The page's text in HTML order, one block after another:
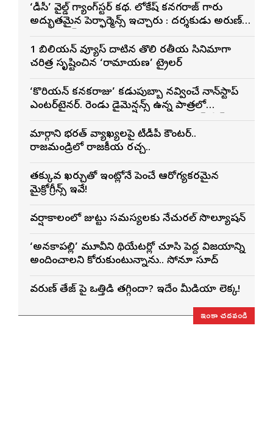
‘డీసీ’ వైల్డ్ గ్యాంగ్‌స్టర్ కథ. లోకేష్ కనగరాజ్ గారు
అద్భుతమైన పెర్ఫార్మెన్స్ ఇచ్చారు : దర్శకుడు అరుణ్
1 బిలియన్ వ్యూస్ దాటిన తొలి భారతీయ సినిమాగా
చరిత్ర సృష్టించిన ‘రామాయణ’ ట్రైలర్
‘కొరియన్ కనకరాజు’ కడుపుబ్బా నవ్వించే నాన్‌స్టాప్
ఎంటర్‌టైనర్. రెండు డైమెన్షన్స్ ఉన్న పాత్రలో
మార్గాని భరత్ వ్యాఖ్యలపై టీడీపీ కౌంటర్..
రాజమండ్రిలో రాజకీయ రచ్చ..
తక్కువ ఖర్చుతో ఇంట్లోనే పెంచే ఆరోగ్యకరమైన
మైక్రోగ్రీన్స్ ఇవే!
వర్షాకాలంలో జుట్టు సమస్యలకు నేచురల్ సొల్యూషన్
‘అనకాపల్లి’ మూవీని థియేటర్లో చూసి పెద్ద విజయాన్ని
అందించాలని కోరుకుంటున్నాను.. సోనూ సూద్
వరుణ్ తేజ్‌ పై ఒత్తిడి తగ్గిందా? ఇదేం మీడియా లెక్క!
ఇంకా చదవండి